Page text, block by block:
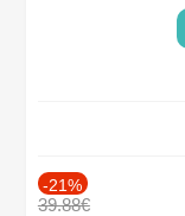
-21%
39.88€